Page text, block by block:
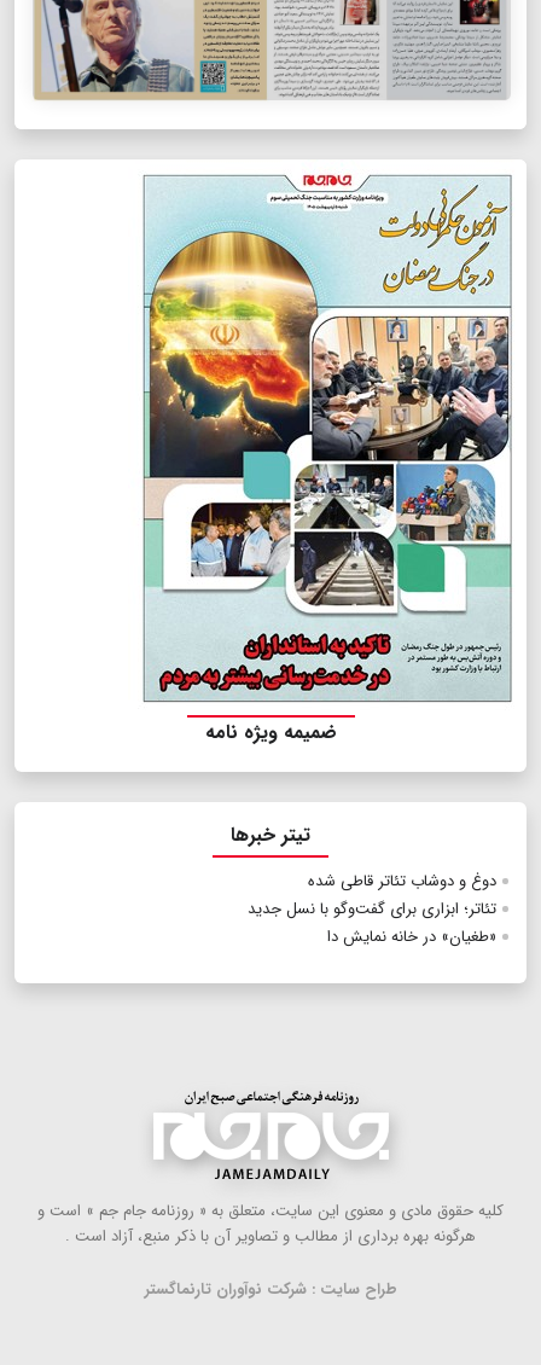
ضمیمه ویژه نامه
تیتر خبرها
دوغ و دوشاب تئاتر قاطی شده
تئاتر؛ ابزاری برای گفت‌وگو با نسل جدید
«طغیان» در خانه نمایش دا
كلیه حقوق مادی و معنوی این سایت، متعلق به « روزنامه جام جم » است و
هرگونه بهره ‌برداری از مطالب و تصاویر آن با ذكر منبع، آزاد است .
طراح سایت : شرکت نوآوران تارنماگستر